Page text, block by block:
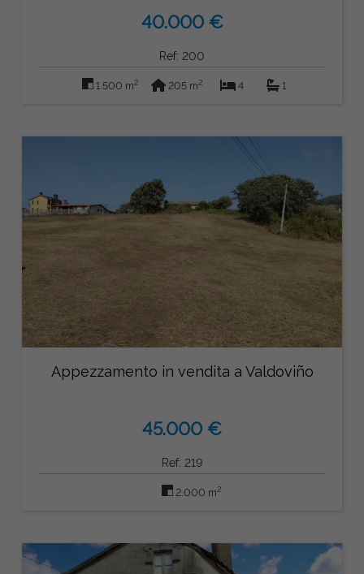
40.000 €
Ref: 200
1.500 m2 205 m2 4 1
Appezzamento in vendita a Valdoviño
45.000 €
Ref: 219
2.000 m2